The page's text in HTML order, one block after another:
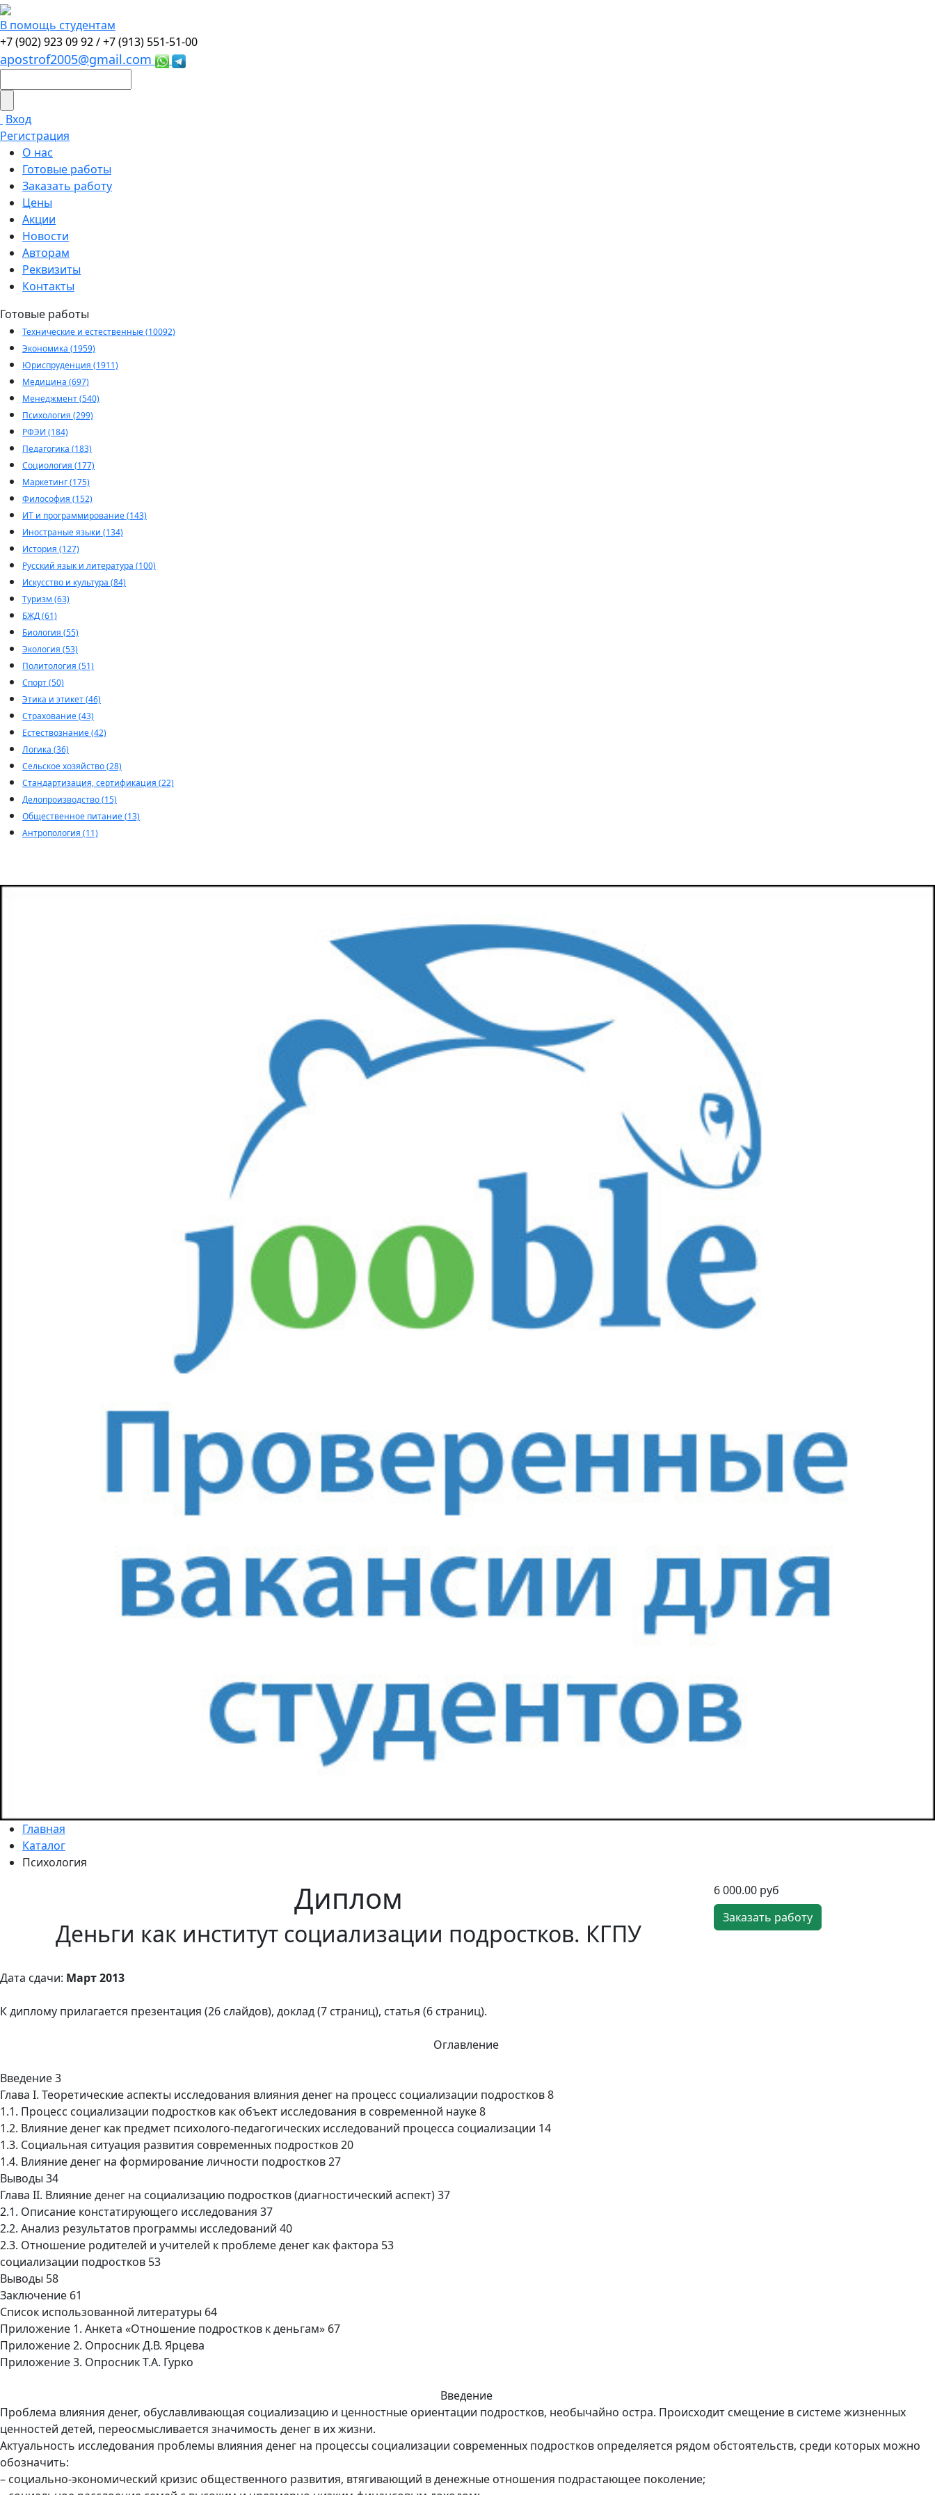
В помощь студентам
+7 (902) 923 09 92 /+7 (913) 551-51-00
apostrof2005@gmail.com
Вход
Регистрация
О нас
Готовые работы
Заказать работу
Цены
Акции
Новости
Авторам
Реквизиты
Контакты
Готовые работы
Технические и естественные (10092)
Экономика (1959)
Юриспруденция (1911)
Медицина (697)
Менеджмент (540)
Психология (299)
РФЭИ (184)
Педагогика (183)
Социология (177)
Маркетинг (175)
Философия (152)
ИТ и программирование (143)
Иностраные языки (134)
История (127)
Русский язык и литература (100)
Искусство и культура (84)
Туризм (63)
БЖД (61)
Биология (55)
Экология (53)
Политология (51)
Спорт (50)
Этика и этикет (46)
Страхование (43)
Естествознание (42)
Логика (36)
Сельское хозяйство (28)
Стандартизация, сертификация (22)
Делопроизводство (15)
Общественное питание (13)
Антропология (11)
Главная
Каталог
Психология
Диплом
Деньги как институт социализации подростков. КГПУ
6 000.00 руб
Заказать работу
Дата сдачи: Март 2013
К диплому прилагается презентация (26 слайдов), доклад (7 страниц), статья (6 страниц).
Оглавление
Введение 3
Глава I. Теоретические аспекты исследования влияния денег на процесс социализации подростков 8
1.1. Процесс социализации подростков как объект исследования в современной науке 8
1.2. Влияние денег как предмет психолого-педагогических исследований процесса социализации 14
1.3. Социальная ситуация развития современных подростков 20
1.4. Влияние денег на формирование личности подростков 27
Выводы 34
Глава II. Влияние денег на социализацию подростков (диагностический аспект) 37
2.1. Описание констатирующего исследования 37
2.2. Анализ результатов программы исследований 40
2.3. Отношение родителей и учителей к проблеме денег как фактора 53
социализации подростков 53
Выводы 58
Заключение 61
Список использованной литературы 64
Приложение 1. Анкета «Отношение подростков к деньгам» 67
Приложение 2. Опросник Д.В. Ярцева
Приложение 3. Опросник Т.А. Гурко
Введение
Проблема влияния денег, обуславливающая социализацию и ценностные ориентации подростков, необычайно остра. Происходит смещение в системе жизненных
ценностей детей, переосмысливается значимость денег в их жизни.
Актуальность исследования проблемы влияния денег на процессы социализации современных подростков определяется рядом обстоятельств, среди которых можно
обозначить:
– социально-экономический кризис общественного развития, втягивающий в денежные отношения подрастающее поколение;